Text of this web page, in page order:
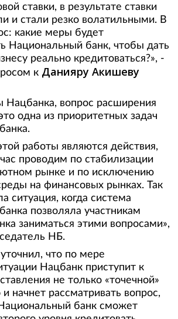
ставки, в результате ставки
и стали резко волатильными. В
какие меры будет
Национальный банк, чтобы дать
реально кредитоваться?», -
к Данияру Акишеву
Нацбанка, вопрос расширения
одна из приоритетных задач
работы являются действия,
проводим по стабилизации
рынке и по исключению
на финансовых рынках. Так
ситуация, когда система
позволяла участникам
заниматься этими вопросами»,
НБ.
что по мере
Нацбанк приступит к
не только «точечной»
начнет рассматривать вопрос,
банк сможет